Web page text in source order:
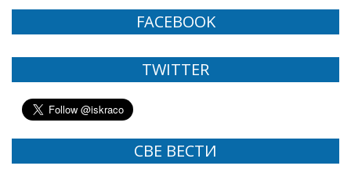
FACEBOOK
TWITTER
СВЕ ВЕСТИ